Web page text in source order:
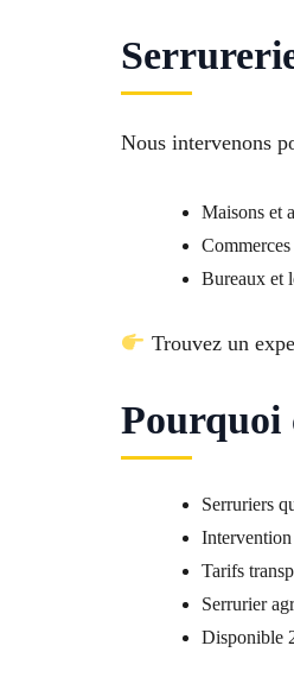
Nous intervenons
Maisons et
Bureaux et
Trouvez un
Pourquoi
Serruriers
Tarifs
Serrurier
Disponible